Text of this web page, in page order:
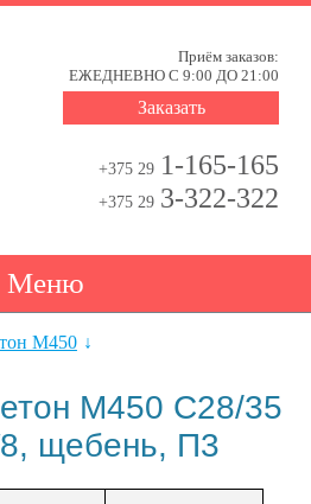
+375 29 1-165-165
+375 29 3-322-322
Приём заказов:
ЕЖЕДНЕВНО С 9:00 ДО 21:00
Заказать
Меню
М450
М450 С28/35
щебень, П3